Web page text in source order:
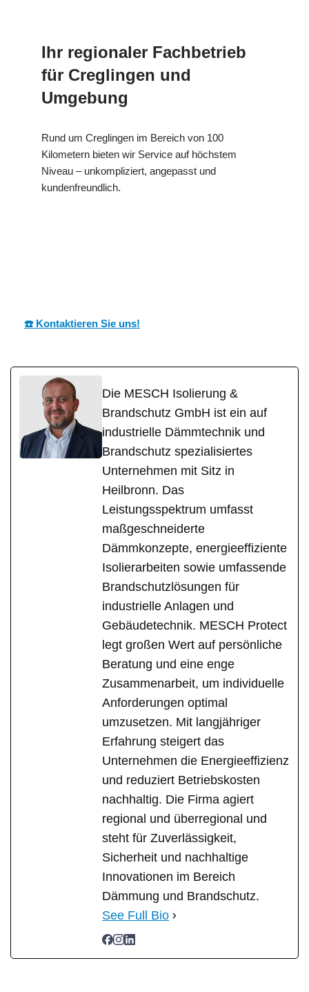
Ihr regionaler Fachbetrieb
für Creglingen und
Umgebung
Rund um Creglingen im Bereich von 100
Kilometern bieten wir Service auf höchstem
Niveau – unkompliziert, angepasst und
kundenfreundlich.
☎️ Kontaktieren Sie uns!
Die MESCH Isolierung &
Brandschutz GmbH ist ein auf
industrielle Dämmtechnik und
Brandschutz spezialisiertes
Unternehmen mit Sitz in
Heilbronn. Das
Leistungsspektrum umfasst
maßgeschneiderte
Dämmkonzepte, energieeffiziente
Isolierarbeiten sowie umfassende
Brandschutzlösungen für
industrielle Anlagen und
Gebäudetechnik. MESCH Protect
legt großen Wert auf persönliche
Beratung und eine enge
Zusammenarbeit, um individuelle
Anforderungen optimal
umzusetzen. Mit langjähriger
Erfahrung steigert das
Unternehmen die Energieeffizienz
und reduziert Betriebskosten
nachhaltig. Die Firma agiert
regional und überregional und
steht für Zuverlässigkeit,
Sicherheit und nachhaltige
Innovationen im Bereich
Dämmung und Brandschutz.
See Full Bio